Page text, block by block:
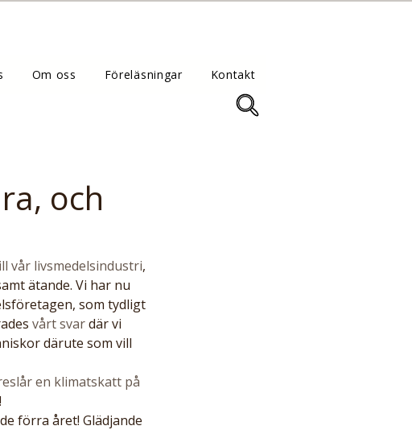
Om oss Föreläsningar Kontakt
och
vår livsmedelsindustri,
ätande. Vi har nu
som tydligt
vårt svar där vi
därute som vill
en klimatskatt på
förra året! Glädjande